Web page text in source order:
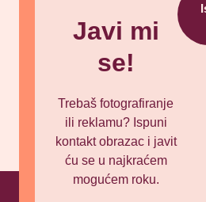
Javi mi
se!
Trebaš fotografiranje
ili reklamu? Ispuni
kontakt obrazac i javit
ću se u najkraćem
mogućem roku.